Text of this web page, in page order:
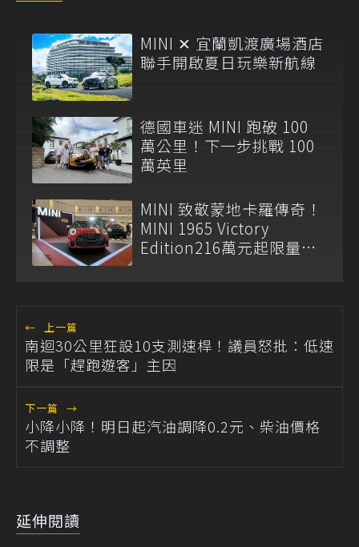
MINI ✕ 宜蘭凱渡廣場酒店
聯手開啟夏日玩樂新航線
德國車迷 MINI 跑破 100
萬公里！下一步挑戰 100
萬英里
MINI 致敬蒙地卡羅傳奇！
MINI 1965 Victory
Edition216萬元起限量登
← 上一篇
南迴30公里狂設10支測速桿！議員怒批：低速
限是「趕跑遊客」主因
下一篇 →
小降小降！明日起汽油調降0.2元、柴油價格
不調整
延伸閱讀